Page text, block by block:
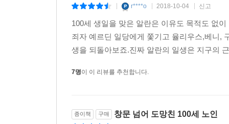
삶과 행복이며, 그 무엇의 이름으로도 이 삶과 행
현대사의 주요 장면과 맞닥뜨리는 재미
이 작품의 가장 큰 미덕은 뭐니 뭐니 해도 세계
최초로 핵폭탄을 개발한 미국은 사실 알란의 도
r****o 2018-10-04 신고
100세 생일을 맞은 알란은 이유도 목적도 없
죄자 예르딘 일당에게 쫓기고 율리우스,베니,
생을 되돌아보죠.진짜 알란의 일생은 지구의
7명이 이 리뷰를 추천합니다.
종이책 구매 창문 넘어 도망친 100세 노인